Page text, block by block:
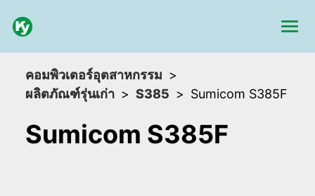
คอมพิวเตอร์อุตสาหกรรม
ผลิตภัณฑ์รุ่นเก่า
S385 Sumicom S385F
Sumicom S385F